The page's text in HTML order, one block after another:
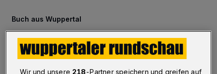
Buch aus Wuppertal
Theresia von Lisieux: Eine
Heilige für die Gegenwart
Wir und unsere 218-Partner speichern und greifen auf